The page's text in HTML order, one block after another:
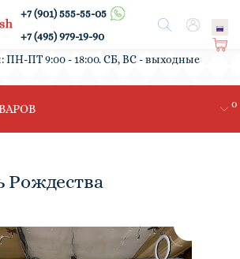
Поиск
+7 (901) 555-55-05
+7 (495) 979-19-90
Ко
ин
а
0
Вход
/
ПН-ПТ 9:00 - 18:00. СБ, ВС - выходные
Рождества